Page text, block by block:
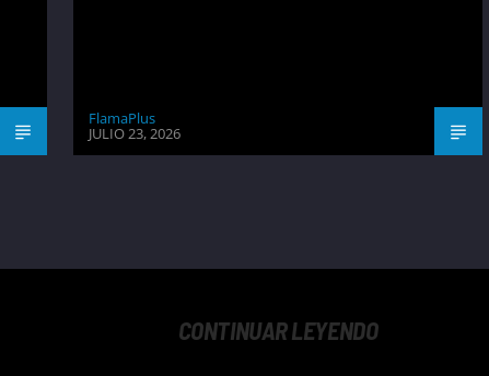
FlamaPlus
JULIO 23, 2026
CONTINUAR LEYENDO